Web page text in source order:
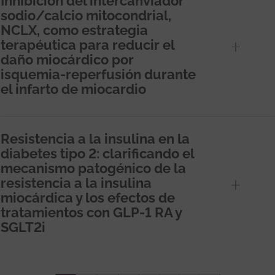
sodio/calcio mitocondrial,
NCLX, como estrategia
terapéutica para reducir el
daño miocárdico por
isquemia-reperfusión durante
el infarto de miocardio
Resistencia a la insulina en la
diabetes tipo 2: clarificando el
mecanismo patogénico de la
resistencia a la insulina
miocárdica y los efectos de
tratamientos con GLP-1 RA y
SGLT2i